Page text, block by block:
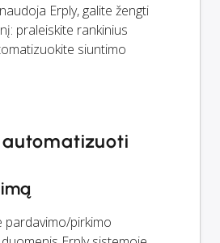
Erply, galite žengti
praleiskite rankinius
siuntimo
pardavimo/pirkimo